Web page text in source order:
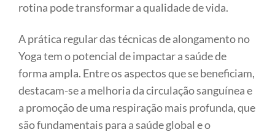
rotina pode transformar a qualidade de vida.
A prática regular das técnicas de alongamento no
Yoga tem o potencial de impactar a saúde de
forma ampla. Entre os aspectos que se beneficiam,
destacam-se a melhoria da circulação sanguínea e
a promoção de uma respiração mais profunda, que
são fundamentais para a saúde global e o